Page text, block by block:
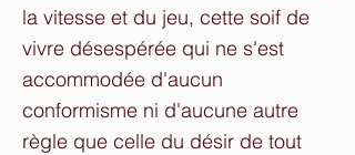
la vitesse et du jeu, cette soif de
vivre désespérée qui ne s'est
accommodée d'aucun
conformisme ni d'aucune autre
règle que celle du désir de tout